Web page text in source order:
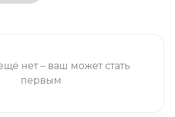
нет – ваш может стать
первым